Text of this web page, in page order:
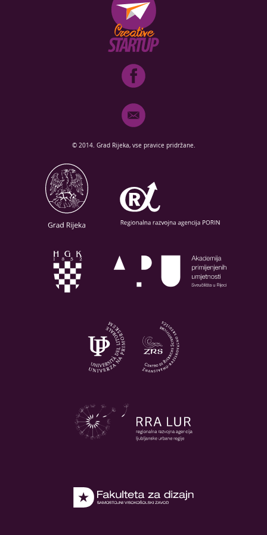
© 2014. Grad Rijeka, vse pravice pridržane.